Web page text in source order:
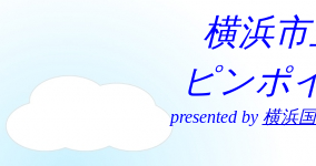
横浜
ピンポ
presented by 横浜